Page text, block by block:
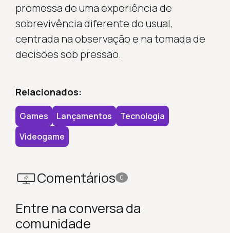
promessa de uma experiência de
sobrevivência diferente do usual,
centrada na observação e na tomada de
decisões sob pressão.
Relacionados:
Games Lançamentos
Tecnologia
Videogame
Comentários 0
Entre na conversa da
comunidade